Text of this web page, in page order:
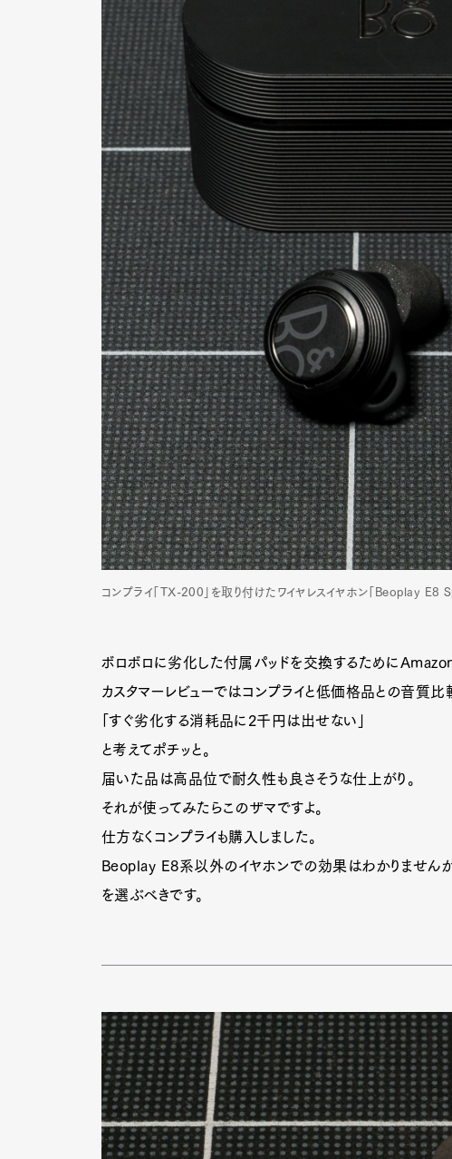
Pen
Pen Meet
コンプライ「TX-200」を取り付けたワイヤレスイヤホン「Beoplay E8
ボロボロに劣化した付属パッドを交換するために
カスタマーレビューではコンプライと低価格品との音質比
「すぐ劣化する消耗品に2千円は出せない」
と考えてポチッと。
届いた品は高品位で耐久性も良さそうな仕上がり。
それが使ってみたらこのザマですよ。
仕方なくコンプライも購入しました。
Beoplay E8系以外のイヤホンでの効果はわかりません
を選ぶべきです。